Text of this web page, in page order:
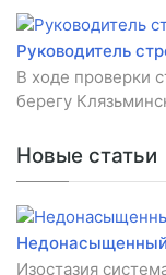
Руководитель
В ходе проверки
берегу
Новые статьи
Недонасыщенный
Изостазия